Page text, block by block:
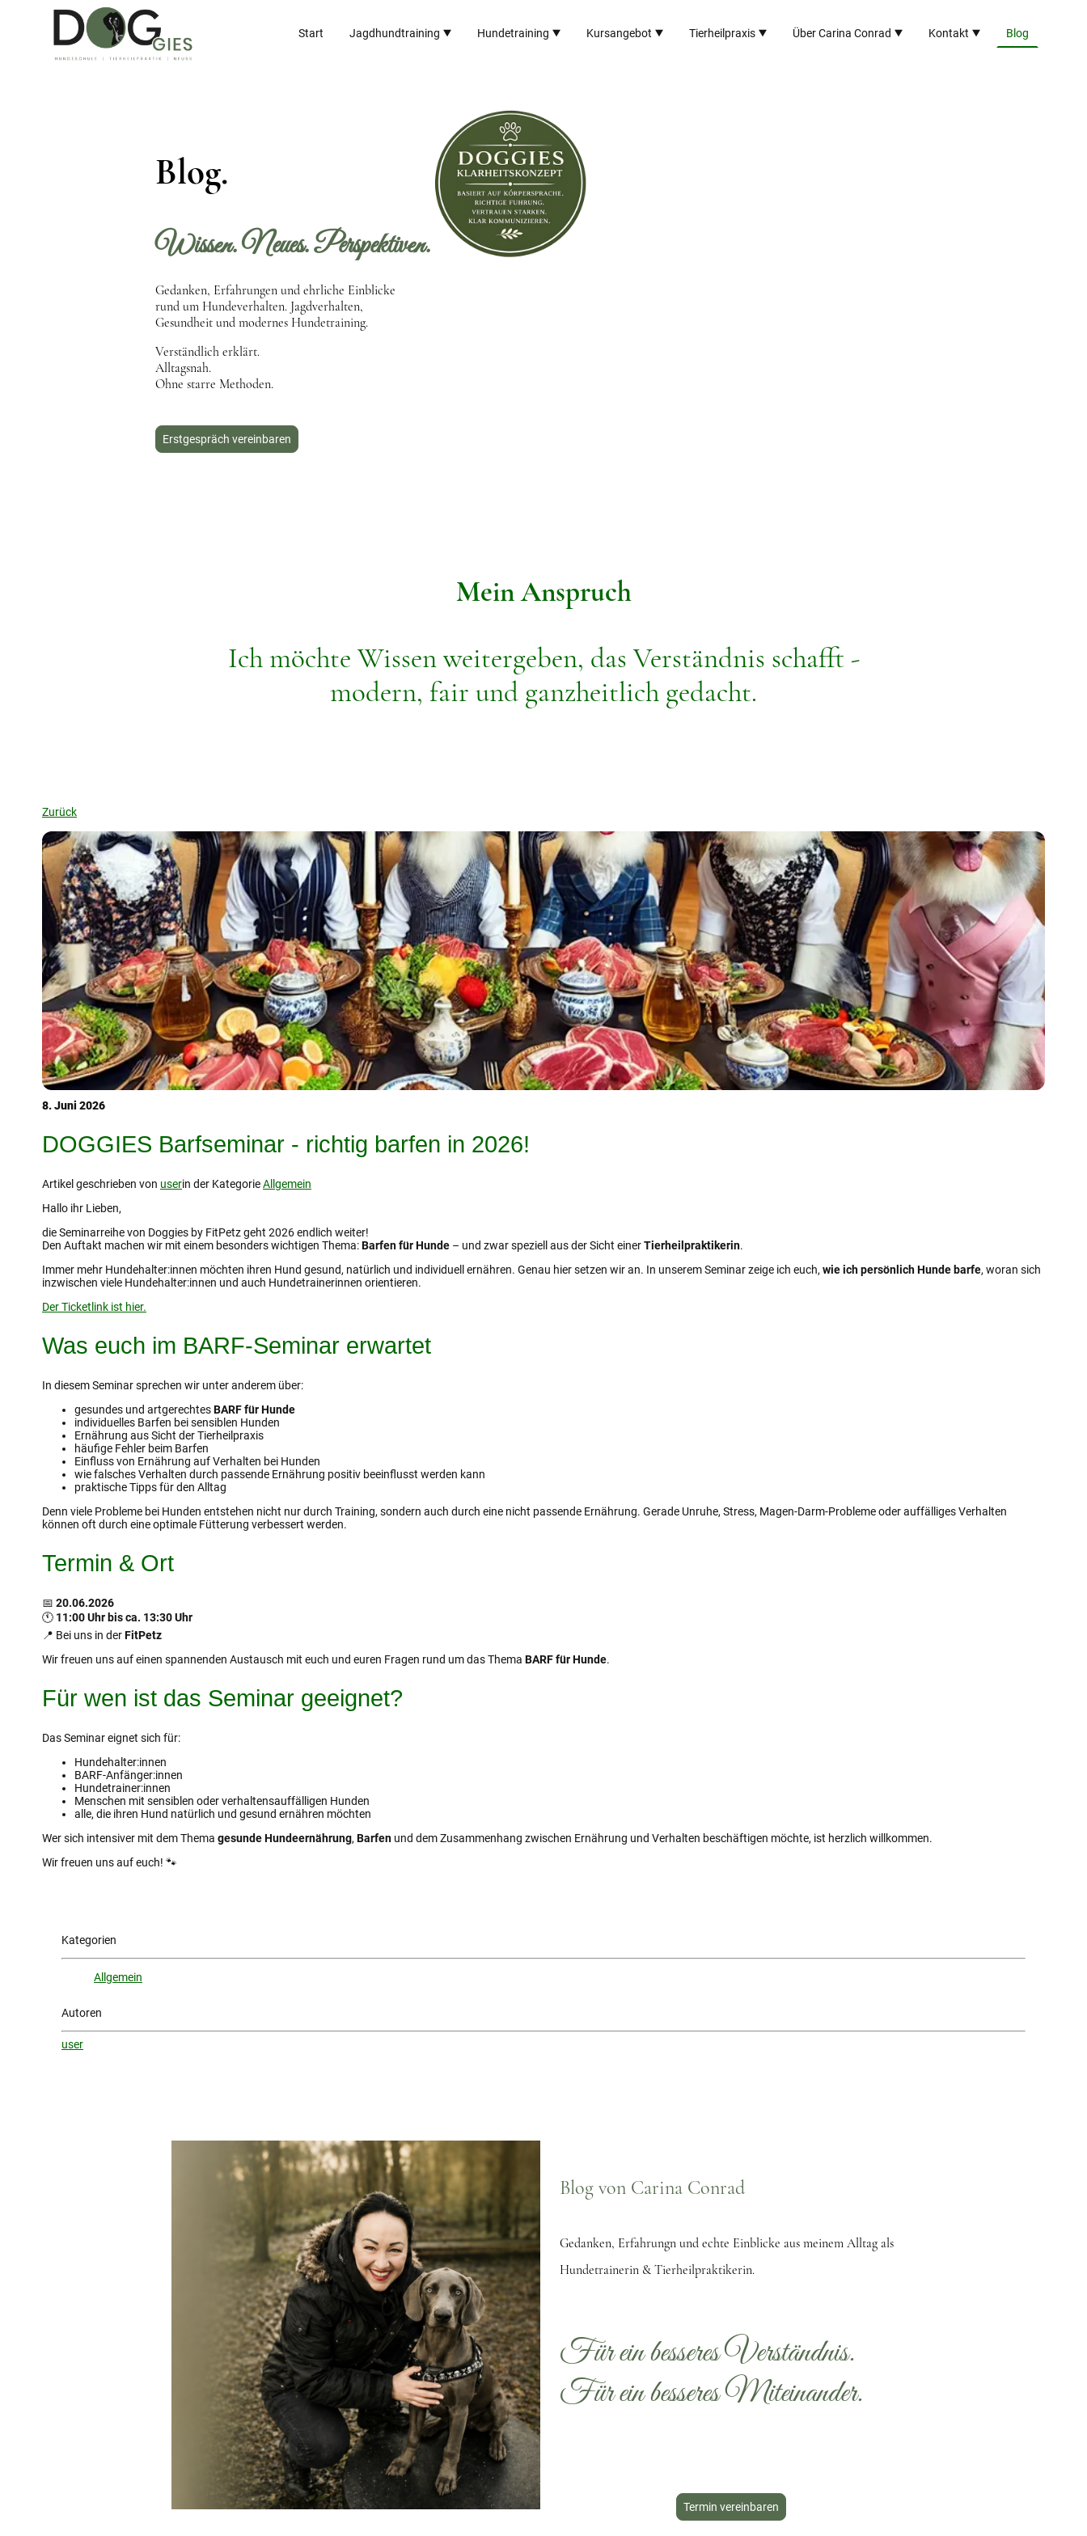
Start Jagdhundtraining Hundetraining Kursangebot Tierheilpraxis Über Carina Conrad Kontakt Blog
Blog.
Wissen. Neues. Perspektiven.
Gedanken, Erfahrungen und ehrliche Einblicke
rund um Hundeverhalten. Jagdverhalten,
Gesundheit und modernes Hundetraining.
Verständlich erklärt.
Alltagsnah.
Ohne starre Methoden.
Erstgespräch vereinbaren
Mein Anspruch
Ich möchte Wissen weitergeben, das Verständnis schafft -
modern, fair und ganzheitlich gedacht.
Zurück
8. Juni 2026
DOGGIES Barfseminar - richtig barfen in 2026!
Artikel geschrieben von userin der KategorieAllgemein
Hallo ihr Lieben,
die Seminarreihe von Doggies by FitPetz geht 2026 endlich weiter!
Den Auftakt machen wir mit einem besonders wichtigen Thema:Barfen für Hunde – und zwar speziell aus der Sicht einerTierheilpraktikerin.
Immer mehr Hundehalter:innen möchten ihren Hund gesund, natürlich und individuell ernähren. Genau hier setzen wir an. In unserem Seminar zeige ich euch, wie ich persönlich Hunde barfe, woran sich
inzwischen viele Hundehalter:innen und auch Hundetrainerinnen orientieren.
Der Ticketlink ist hier.
Was euch im BARF-Seminar erwartet
In diesem Seminar sprechen wir unter anderem über:
gesundes und artgerechtesBARF für Hunde
individuelles Barfen bei sensiblen Hunden
Ernährung aus Sicht der Tierheilpraxis
häufige Fehler beim Barfen
Einfluss von Ernährung auf Verhalten bei Hunden
wie falsches Verhalten durch passende Ernährung positiv beeinflusst werden kann
praktische Tipps für den Alltag
Denn viele Probleme bei Hunden entstehen nicht nur durch Training, sondern auch durch eine nicht passende Ernährung. Gerade Unruhe, Stress, Magen-Darm-Probleme oder auffälliges Verhalten
können oft durch eine optimale Fütterung verbessert werden.
Termin & Ort
📅 20.06.2026
🕚 11:00 Uhr bis ca. 13:30 Uhr
📍 Bei uns in derFitPetz
Wir freuen uns auf einen spannenden Austausch mit euch und euren Fragen rund um das Thema BARF für Hunde.
Für wen ist das Seminar geeignet?
Das Seminar eignet sich für:
Hundehalter:innen
BARF-Anfänger:innen
Hundetrainer:innen
Menschen mit sensiblen oder verhaltensauffälligen Hunden
alle, die ihren Hund natürlich und gesund ernähren möchten
Wer sich intensiver mit dem Thema gesunde Hundeernährung, Barfen und dem Zusammenhang zwischen Ernährung und Verhalten beschäftigen möchte, ist herzlich willkommen.
Wir freuen uns auf euch! 🐾
Kategorien
Allgemein
Autoren
user
Blog von Carina Conrad
Gedanken, Erfahrungn und echte Einblicke aus meinem Alltag als
Hundetrainerin & Tierheilpraktikerin.
Für ein besseres Verständnis.
Für ein besseres Miteinander.
Termin vereinbaren